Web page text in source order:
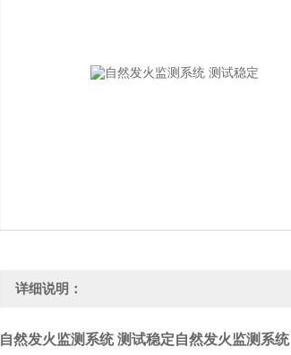
详细说明：
自然发火监测系统 测试稳定自然发火监测系